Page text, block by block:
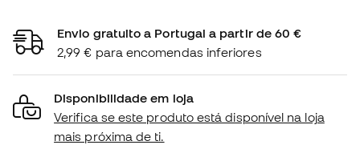
Envio gratuito a Portugal a partir de 60 €
2,99 € para encomendas inferiores
Disponibilidade em loja
Verifica se este produto está disponível na loja
mais próxima de ti.